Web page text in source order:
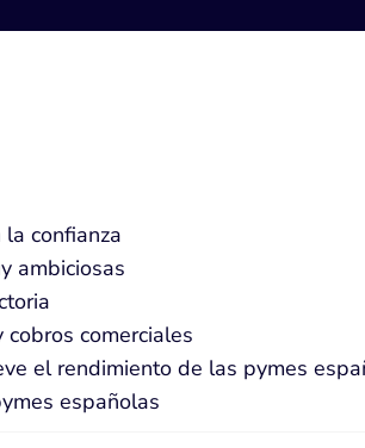
confianza
ambiciosas
comerciales
el rendimiento de las pymes
españolas